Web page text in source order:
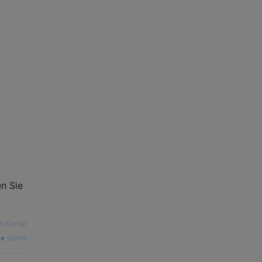
Sie
Kumar
quelle